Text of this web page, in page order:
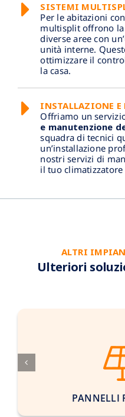
SISTEMI
Per le abitazioni
multisplit offrono
diverse aree con
unità interne.
ottimizzare il
la casa.
INSTALLAZIONE
Offriamo un
e manutenzione
squadra di tecnici
un’installazione
nostri servizi di
il tuo
ALTRI
Ulteriori
PANNELLI